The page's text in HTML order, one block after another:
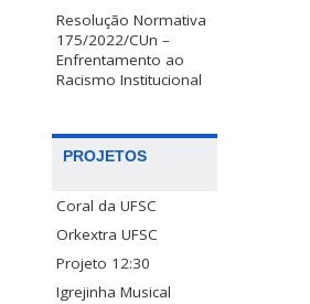
Resolução Normativa
175/2022/CUn –
Enfrentamento ao
Racismo Institucional
PROJETOS
Coral da UFSC
Orkextra UFSC
Projeto 12:30
Igrejinha Musical